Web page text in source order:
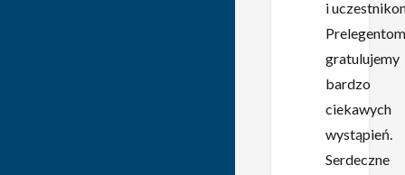
i
Prelegentom
gratulujemy
bardzo
ciekawych
wystąpień.
Serdeczne